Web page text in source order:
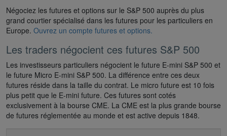
Négociez les futures et options sur le S&P 500 auprès du plus
grand courtier spécialisé dans les futures pour les particuliers en
Europe. Ouvrez un compte futures et options.
Les traders négocient ces futures S&P 500
Les investisseurs particuliers négocient le future E-mini S&P 500 et
le future Micro E-mini S&P 500. La différence entre ces deux
futures réside dans la taille du contrat. Le micro future est 10 fois
plus petit que le E-mini future. Ces futures sont cotés
exclusivement à la bourse CME. La CME est la plus grande bourse
de futures réglementée au monde et est active depuis 1848.